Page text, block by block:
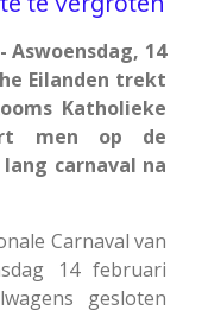
- Aswoensdag, 14
Eilanden trekt
Katholieke
men op de
carnaval na
Carnaval van
14 februari
gesloten